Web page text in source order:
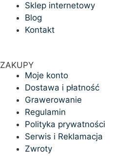
Sklep internetowy
Blog
Kontakt
ZAKUPY
Moje konto
Dostawa i płatność
Grawerowanie
Regulamin
Polityka prywatności
Serwis i Reklamacja
Zwroty